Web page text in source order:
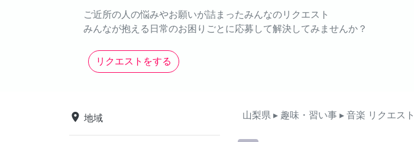
ご近所の人の悩みやお願いが詰まったみんなのリクエスト
みんなが抱える日常のお困りごとに応募して解決してみませんか？
リクエストをする
place 地域 山梨県 ▸ 趣味・習い事 ▸ 音楽 リクエスト